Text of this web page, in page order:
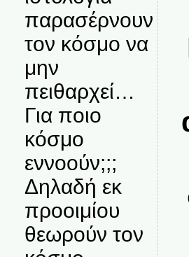
παρασέρνουν
τον κόσμο να
μην
πειθαρχεί…
Για ποιο
κόσμο
εννοούν;;;
Δηλαδή εκ
προοιμίου
θεωρούν τον